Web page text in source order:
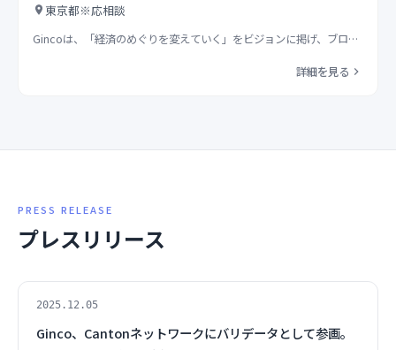
東京都※応相談
Gincoは、「経済のめぐりを変えていく」をビジョンに掲げ、ブロ…
詳細を見る
PRESS RELEASE
プレスリリース
2025.12.05
Ginco、Cantonネットワークにバリデータとして参画。